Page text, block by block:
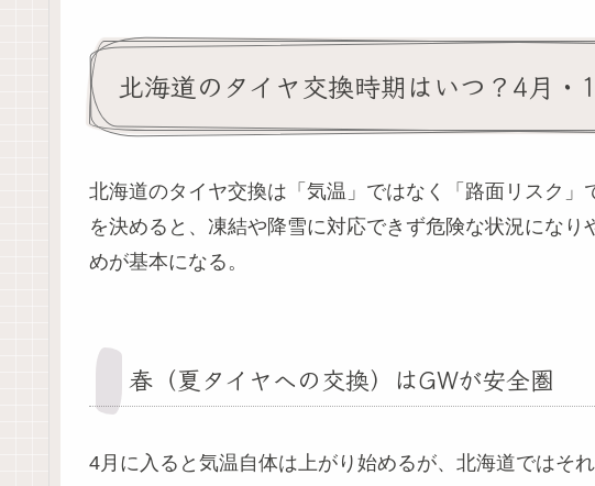
北海道のタイヤ交換時期はいつ？4月・
北海道のタイヤ交換は「気温」ではなく「路面リスク
を決めると、凍結や降雪に対応できず危険な状況にな
めが基本になる。
春（夏タイヤへの交換）はGWが安全圏
4月に入ると気温自体は上がり始めるが、北海道ではそ